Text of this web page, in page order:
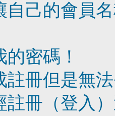
自己的會員
密碼！
註冊但是無
註冊（登入